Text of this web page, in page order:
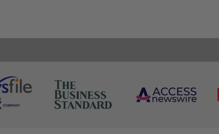
complet de la santé, conçues pour la vie quotidienne, les